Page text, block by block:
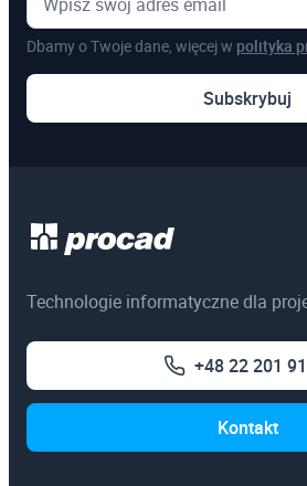
Dbamy o Twoje dane, więcej w polityka
Subskrybuj
Technologie informatyczne dla
+48 22 201
Kontakt